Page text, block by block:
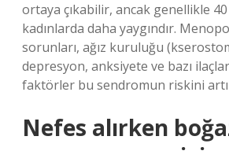
ortaya çıkabilir, ancak genellikle
kadınlarda daha yaygındır.
sorunları, ağız kuruluğu
depresyon, anksiyete ve bazı
faktörler bu sendromun riskini
Nefes alırken